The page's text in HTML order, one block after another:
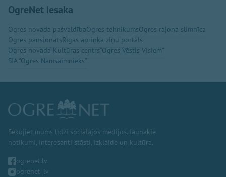
OgreNet iesaka
Ogres novada pašvaldībaOgres tehnikumsOgres rajona slimnīca
Ogres pansionātsRīgas apriņķa ziņu portāls
Ogres novada Kultūras centrs"Ogres Vēstis Visiem"
SIA "Ogres Namsaimnieks"
Sekojiet mums līdzi sociālajos medijos. Jaunākie
notikumi, interesanti stāsti, izklaide un kultūra.
ogrenet.lv
ogrenet_lv